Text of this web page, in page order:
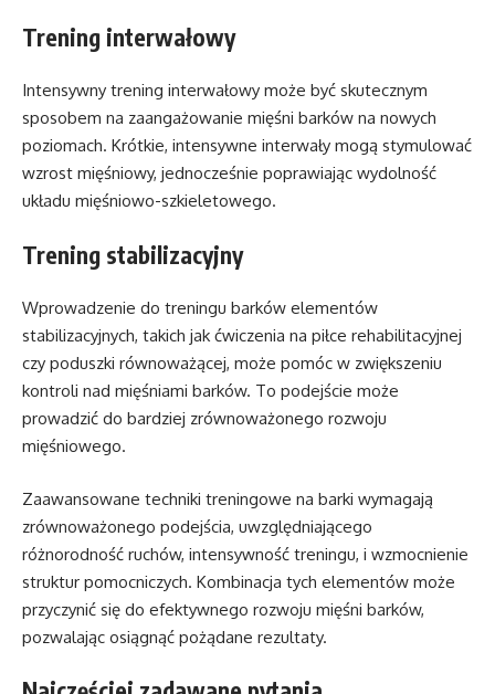
Trening interwałowy
Intensywny trening interwałowy może być skutecznym
sposobem na zaangażowanie mięśni barków na nowych
poziomach. Krótkie, intensywne interwały mogą stymulować
wzrost mięśniowy, jednocześnie poprawiając wydolność
układu mięśniowo-szkieletowego.
Trening stabilizacyjny
Wprowadzenie do treningu barków elementów
stabilizacyjnych, takich jak ćwiczenia na piłce rehabilitacyjnej
czy poduszki równoważącej, może pomóc w zwiększeniu
kontroli nad mięśniami barków. To podejście może
prowadzić do bardziej zrównoważonego rozwoju
mięśniowego.
Zaawansowane techniki treningowe na barki wymagają
zrównoważonego podejścia, uwzględniającego
różnorodność ruchów, intensywność treningu, i wzmocnienie
struktur pomocniczych. Kombinacja tych elementów może
przyczynić się do efektywnego rozwoju mięśni barków,
pozwalając osiągnąć pożądane rezultaty.